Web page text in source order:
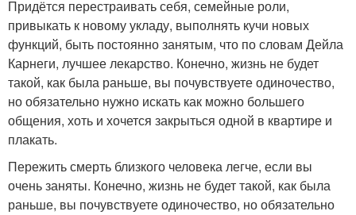
Придётся перестраивать себя, семейные роли,
привыкать к новому укладу, выполнять кучи новых
функций, быть постоянно занятым, что по словам Дейла
Карнеги, лучшее лекарство. Конечно, жизнь не будет
такой, как была раньше, вы почувствуете одиночество,
но обязательно нужно искать как можно большего
общения, хоть и хочется закрыться одной в квартире и
плакать.
Пережить смерть близкого человека легче, если вы
очень заняты. Конечно, жизнь не будет такой, как была
раньше, вы почувствуете одиночество, но обязательно